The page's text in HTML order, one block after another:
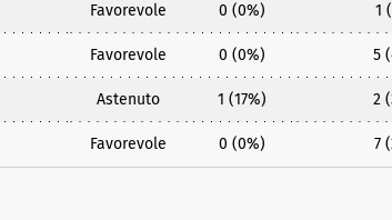
Favorevole 0 (0%) 1
Favorevole 0 (0%) 5
Astenuto 1 (17%) 2
Favorevole 0 (0%) 7